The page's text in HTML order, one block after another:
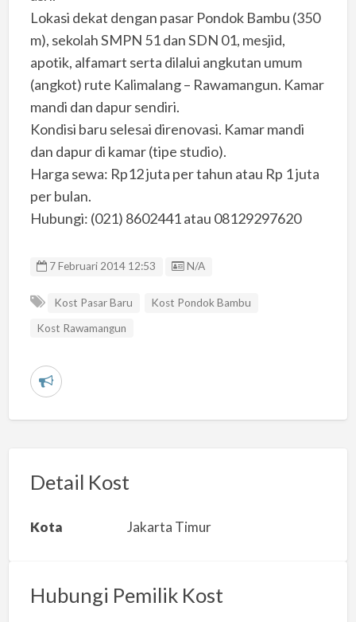
Lokasi dekat dengan pasar Pondok Bambu (350
m), sekolah SMPN 51 dan SDN 01, mesjid,
apotik, alfamart serta dilalui angkutan umum
(angkot) rute Kalimalang – Rawamangun. Kamar
mandi dan dapur sendiri.
Kondisi baru selesai direnovasi. Kamar mandi
dan dapur di kamar (tipe studio).
Harga sewa: Rp12 juta per tahun atau Rp 1 juta
per bulan.
Hubungi: (021) 8602441 atau 08129297620
7 Februari 2014 12:53 Listing ID
N/A
Kost Pasar Baru
Kost Pondok Bambu
Kost Rawamangun
L
r
a
s
Detail Kost
Kota Jakarta Timur
Hubungi Pemilik Kost